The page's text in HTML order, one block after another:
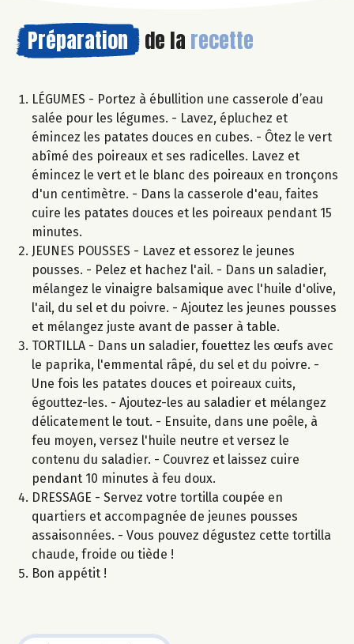
Préparation de la recette
LÉGUMES - Portez à ébullition une casserole d’eau
salée pour les légumes. - Lavez, épluchez et
émincez les patates douces en cubes. - Ôtez le vert
abîmé des poireaux et ses radicelles. Lavez et
émincez le vert et le blanc des poireaux en tronçons
d'un centimètre. - Dans la casserole d'eau, faites
cuire les patates douces et les poireaux pendant 15
minutes.
JEUNES POUSSES - Lavez et essorez le jeunes
pousses. - Pelez et hachez l'ail. - Dans un saladier,
mélangez le vinaigre balsamique avec l'huile d'olive,
l'ail, du sel et du poivre. - Ajoutez les jeunes pousses
et mélangez juste avant de passer à table.
TORTILLA - Dans un saladier, fouettez les œufs avec
le paprika, l'emmental râpé, du sel et du poivre. -
Une fois les patates douces et poireaux cuits,
égouttez-les. - Ajoutez-les au saladier et mélangez
délicatement le tout. - Ensuite, dans une poêle, à
feu moyen, versez l'huile neutre et versez le
contenu du saladier. - Couvrez et laissez cuire
pendant 10 minutes à feu doux.
DRESSAGE - Servez votre tortilla coupée en
quartiers et accompagnée de jeunes pousses
assaisonnées. - Vous pouvez dégustez cette tortilla
chaude, froide ou tiède !
Bon appétit !